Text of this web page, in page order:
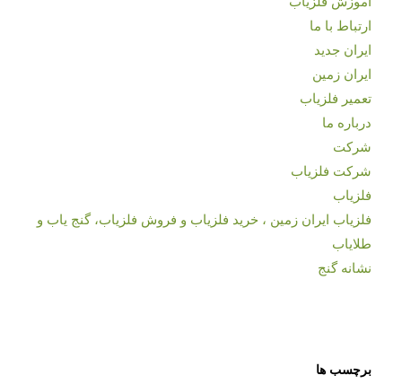
ارتباط با ما
ایران جدید
ایران زمین
تعمیر فلزیاب
درباره ما
شرکت
شرکت فلزیاب
فلزیاب
فلزیاب ایران زمین ، خرید فلزیاب و فروش فلزیاب، گنج یاب و
طلایاب
نشانه گنج
برچسب ها